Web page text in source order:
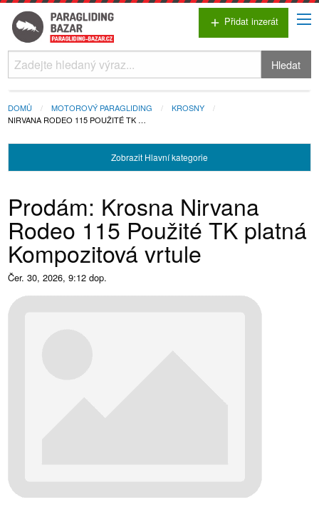
add Přidat inzerát
Hledat
DOMŮ MOTOROVÝ PARAGLIDING
KROSNY
NIRVANA RODEO 115 POUŽITÉ TK …
Zobrazit Hlavní kategorie
Prodám: Krosna Nirvana
Rodeo 115 Použité TK platná
Kompozitová vrtule
Čer. 30, 2026, 9:12 dop.